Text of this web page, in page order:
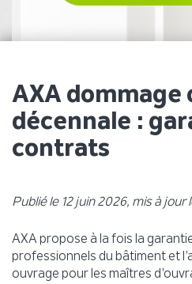
AXA dommage
décennale :
contrats
Publié le 12 juin 2026, mis à jour
AXA propose à la fois la
professionnels du bâtiment et
ouvrage pour les maîtres